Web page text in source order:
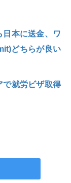
日本に送金、ワ
どちらが良い
で就労ビザ取得